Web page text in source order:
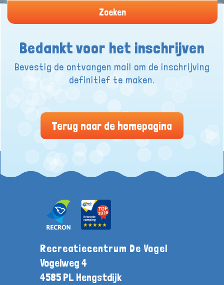
Zoeken
Bedankt voor het inschrijven
Bevestig de ontvangen mail om de inschrijving
definitief te maken.
Terug naar de homepagina
Recreatiecentrum De Vogel
Vogelweg 4
4585 PL Hengstdijk